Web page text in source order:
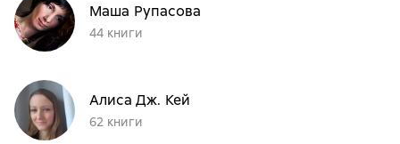
Маша Рупасова
44 книги
Алиса Дж. Кей
62 книги